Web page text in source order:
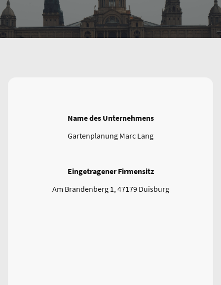
Name des Unternehmens
Gartenplanung Marc Lang
Eingetragener Firmensitz
Am Brandenberg 1, 47179 Duisburg